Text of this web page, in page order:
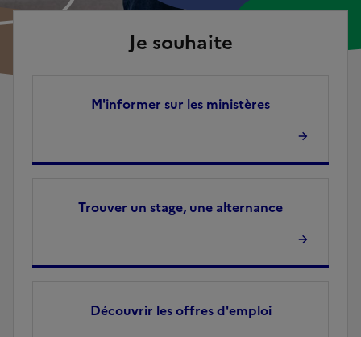
Je souhaite
M'informer sur les ministères
Trouver un stage, une alternance
Découvrir les offres d'emploi